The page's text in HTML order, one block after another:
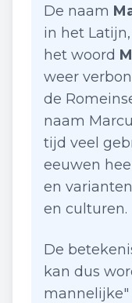
De naam
in het
het woord
weer
de
naam
tijd veel
eeuwen
en
en culturen.
De
kan dus
mannelijke"